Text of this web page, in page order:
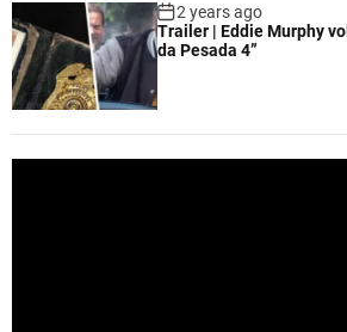
2 years ago
Trailer | Eddie Murphy
da Pesada 4”